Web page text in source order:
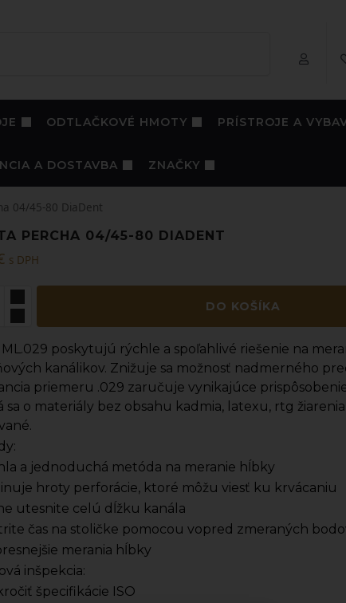
ODTLAČKOVÉ HMOTY PRÍSTROJE A
A DOSTAVBA ZNAČKY
04/45-80 DiaDent
PERCHA 04/45-80 DIADENT
s DPH
DO KOŠÍKA
poskytujú rýchle a spoľahlivé riešenie na
kanálikov. Znižuje sa možnosť nadmerného
priemeru .029 zaručuje vynikajúce
sa o materiály bez obsahu kadmia, latexu, rtg
a jednoduchá metóda na meranie hĺbky
hroty perforácie, ktoré môžu viesť ku krvácaniu
utesnite celú dĺžku kanála
čas na stoličke pomocou vopred zmeraných
merania hĺbky
inšpekcia:
špecifikácie ISO